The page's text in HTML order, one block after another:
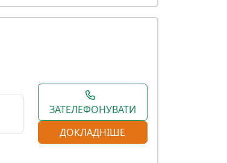
ЗАТЕЛЕФОНУВАТИ
ДОКЛАДНІШЕ